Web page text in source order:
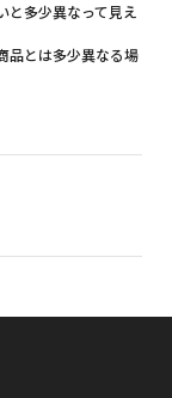
多少異なって見え
品とは多少異なる場